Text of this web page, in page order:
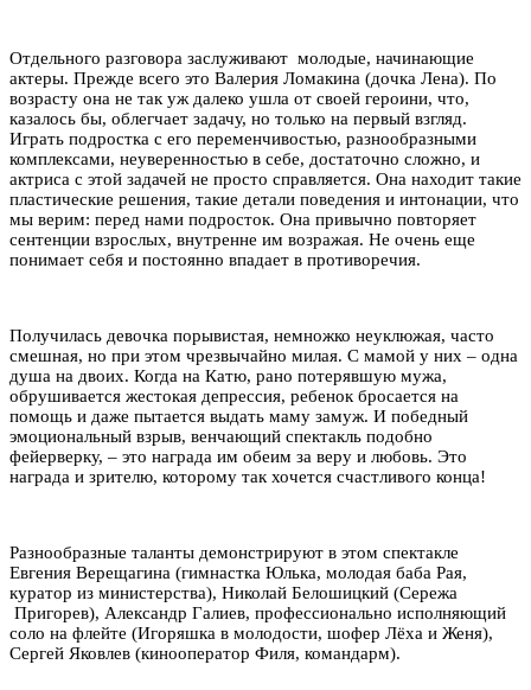
Отдельного разговора заслуживают молодые, начинающие
актеры. Прежде всего это Валерия Ломакина (дочка Лена). По
возрасту она не так уж далеко ушла от своей героини, что,
казалось бы, облегчает задачу, но только на первый взгляд.
Играть подростка с его переменчивостью, разнообразными
комплексами, неуверенностью в себе, достаточно сложно, и
актриса с этой задачей не просто справляется. Она находит такие
пластические решения, такие детали поведения и интонации, что
мы верим: перед нами подросток. Она привычно повторяет
сентенции взрослых, внутренне им возражая. Не очень еще
понимает себя и постоянно впадает в противоречия.
Получилась девочка порывистая, немножко неуклюжая, часто
смешная, но при этом чрезвычайно милая. С мамой у них – одна
душа на двоих. Когда на Катю, рано потерявшую мужа,
обрушивается жестокая депрессия, ребенок бросается на
помощь и даже пытается выдать маму замуж. И победный
эмоциональный взрыв, венчающий спектакль подобно
фейерверку, – это награда им обеим за веру и любовь. Это
награда и зрителю, которому так хочется счастливого конца!
Разнообразные таланты демонстрируют в этом спектакле
Евгения Верещагина (гимнастка Юлька, молодая баба Рая,
куратор из министерства), Николай Белошицкий (Сережа
Пригорев), Александр Галиев, профессионально исполняющий
соло на флейте (Игоряшка в молодости, шофер Лёха и Женя),
Сергей Яковлев (кинооператор Филя, командарм).